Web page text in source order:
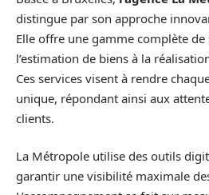
distingue par son approche
Elle offre une gamme complète de
l’estimation de biens à la
Ces services visent à rendre
unique, répondant ainsi aux
clients.
La Métropole utilise des outils
garantir une visibilité maximale